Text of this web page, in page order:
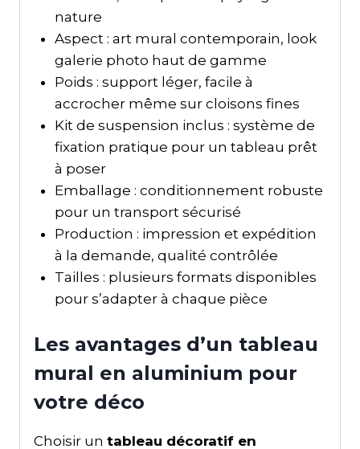
nature
Aspect : art mural contemporain, look
galerie photo haut de gamme
Poids : support léger, facile à
accrocher même sur cloisons fines
Kit de suspension inclus : système de
fixation pratique pour un tableau prêt
à poser
Emballage : conditionnement robuste
pour un transport sécurisé
Production : impression et expédition
à la demande, qualité contrôlée
Tailles : plusieurs formats disponibles
pour s’adapter à chaque pièce
Les avantages d’un tableau
mural en aluminium pour
votre déco
Choisir un tableau décoratif en